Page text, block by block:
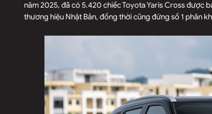
năm 2025, đã có 5.420 chiếc Toyota Yaris Cross được
thương hiệu Nhật Bản, đồng thời cũng đứng số 1 phân